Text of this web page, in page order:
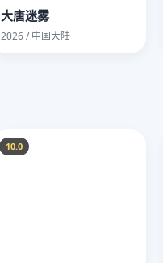
大唐迷雾
2026 / 中国大陆
10.0